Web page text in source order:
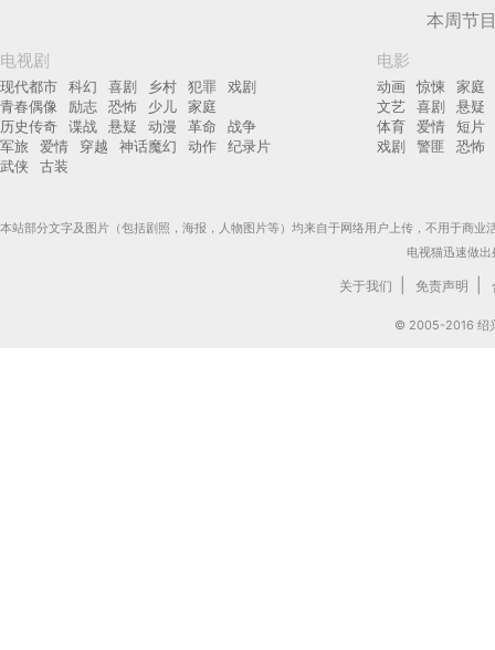
本周节
电视剧
现代都市 科幻 喜剧 乡村 犯罪
戏剧
青春偶像
励志 恐怖 少儿
家庭
历史传奇
谍战 悬疑 动漫 革命
战争
军旅
爱情 穿越 神话魔幻 动作
纪录片
武侠
古装
电影
动画 惊悚
家庭
文艺
喜剧
悬疑
体育
爱情
短片
戏剧
警匪 恐怖
本站部分文字及图片（包括剧照，海报，人物图片等）均来自于网络用户上传，不用于商
电视猫迅速做
关于我们 免责声明
© 2005-2016 绍